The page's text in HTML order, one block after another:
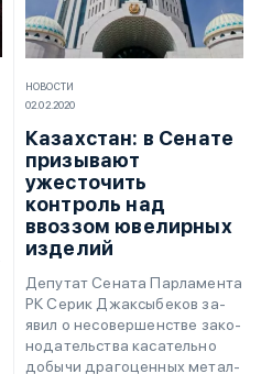
НОВОСТИ
02.02.2020
Казахстан: в Сенате
призывают
ужесточить
контроль над
ввоззом ювелирных
изделий
Де­пу­тат Се­на­та Пар­ла­мен­та
РК Се­рик Джа­к­сы­бе­ков за­
явил о не­со­вер­шен­стве за­ко­
но­да­тель­ства ка­са­тель­но
до­бы­чи дра­го­цен­ных ме­тал­